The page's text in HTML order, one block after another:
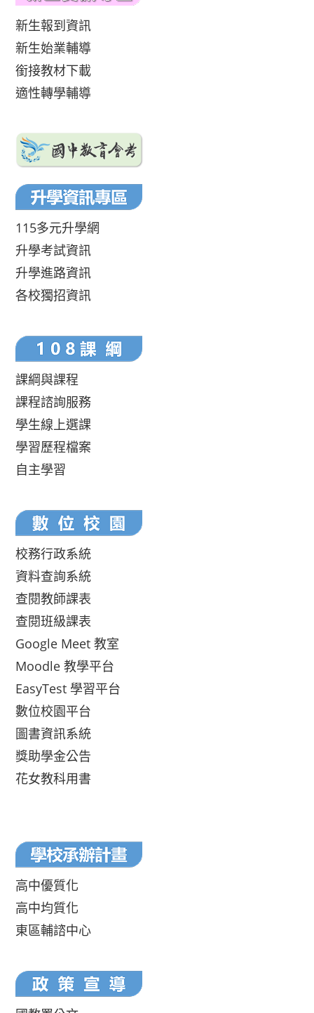
新生報到資訊
新生始業輔導
銜接教材下載
適性轉學輔導
115多元升學網
升學考試資訊
升學進路資訊
各校獨招資訊
課綱與課程
課程諮詢服務
學生線上選課
學習歷程檔案
自主學習
校務行政系統
資料查詢系統
查閱教師課表
查閱班級課表
Google Meet 教室
Moodle 教學平台
EasyTest 學習平台
數位校園平台
圖書資訊系統
獎助學金公告
花女教科用書
高中優質化
高中均質化
東區輔諮中心